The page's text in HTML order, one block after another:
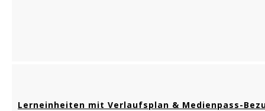
Lerneinheiten mit Verlaufsplan & Medienpass-